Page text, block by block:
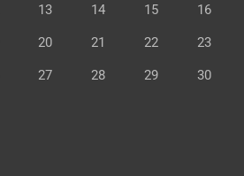
13 14 15 16
20 21 22 23
27 28 29 30